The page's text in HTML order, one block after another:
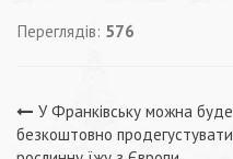
Переглядів: 576
Навігація
У Франківську можна буде
безкоштовно продегустувати